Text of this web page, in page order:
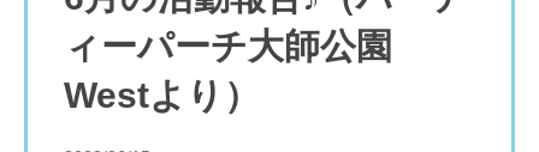
ィーパーチ大師公園
Westより）